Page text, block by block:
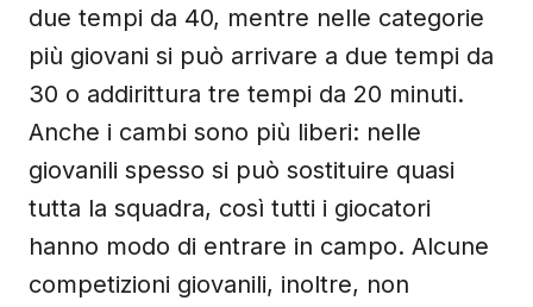
due tempi da 40, mentre nelle categorie
più giovani si può arrivare a due tempi da
30 o addirittura tre tempi da 20 minuti.
Anche i cambi sono più liberi: nelle
giovanili spesso si può sostituire quasi
tutta la squadra, così tutti i giocatori
hanno modo di entrare in campo. Alcune
competizioni giovanili, inoltre, non